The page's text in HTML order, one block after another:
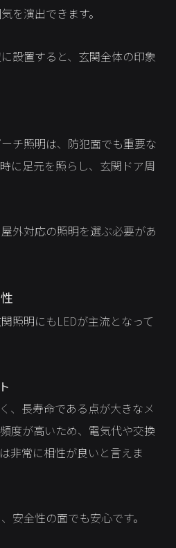
を演出できます。
設置すると、玄関全体の印象
チ照明は、防犯面でも重要な
に足元を照らし、玄関ドア周
外対応の照明を選ぶ必要があ
照明にもLEDが主流となって
、長寿命である点が大きなメ
度が高いため、電気代や交換
非常に相性が良いと言えま
安全性の面でも安心です。